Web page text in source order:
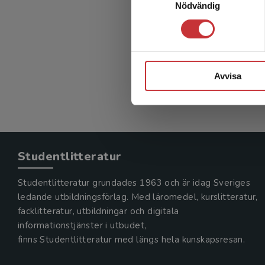
Nödvändig
Avvisa
366 kr
Exkl.
Studentlitteratur
Studentlitteratur grundades 1963 och är idag Sveriges
ledande utbildningsförlag. Med läromedel, kurslitteratur,
facklitteratur, utbildningar och digitala
informationstjänster i utbudet,
finns Studentlitteratur med längs hela kunskapsresan.